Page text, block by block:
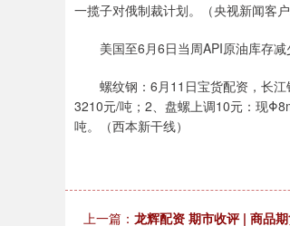
一揽子对俄制裁计划。（央视新闻客户
美国至6月6日当周API原油库存减
螺纹钢：6月11日宝货配资，长江
3210元/吨；2、盘螺上调10元：现
吨。（西本新干线）
上一篇： 龙辉配资 期市收评 | 商品